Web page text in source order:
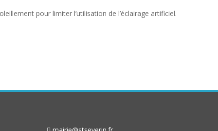
pour limiter l’utilisation de l’éclairage artificiel.